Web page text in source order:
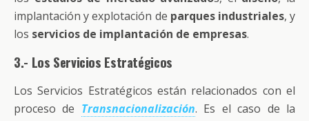
implantación y explotación de parques industriales, y
los servicios de implantación de empresas.
3.- Los Servicios Estratégicos
Los Servicios Estratégicos están relacionados con el
proceso de Transnacionalización. Es el caso de la